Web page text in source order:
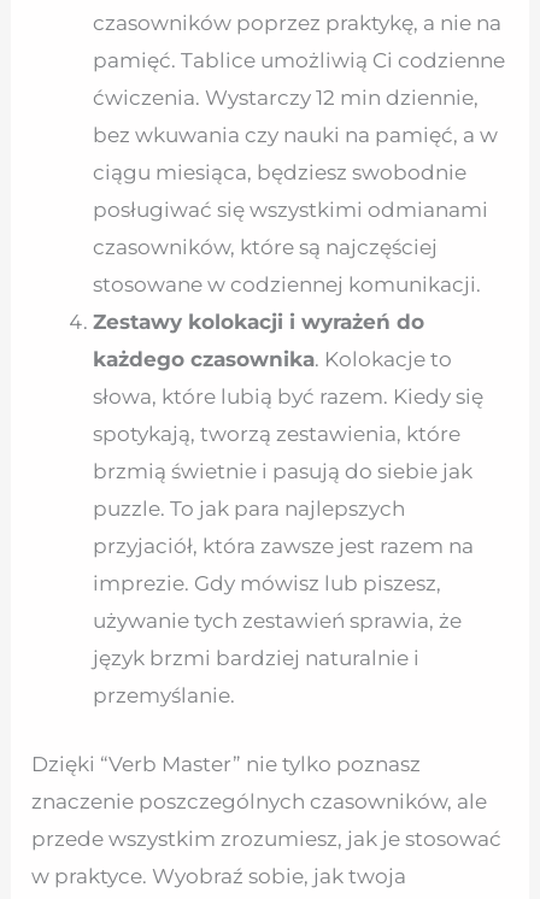
czasowników poprzez praktykę, a nie na
pamięć. Tablice umożliwią Ci codzienne
ćwiczenia. Wystarczy 12 min dziennie,
bez wkuwania czy nauki na pamięć, a w
ciągu miesiąca, będziesz swobodnie
posługiwać się wszystkimi odmianami
czasowników, które są najczęściej
stosowane w codziennej komunikacji.
Zestawy kolokacji i wyrażeń do
każdego czasownika. Kolokacje to
słowa, które lubią być razem. Kiedy się
spotykają, tworzą zestawienia, które
brzmią świetnie i pasują do siebie jak
puzzle. To jak para najlepszych
przyjaciół, która zawsze jest razem na
imprezie. Gdy mówisz lub piszesz,
używanie tych zestawień sprawia, że
język brzmi bardziej naturalnie i
przemyślanie.
Dzięki “Verb Master” nie tylko poznasz
znaczenie poszczególnych czasowników, ale
przede wszystkim zrozumiesz, jak je stosować
w praktyce. Wyobraź sobie, jak twoja